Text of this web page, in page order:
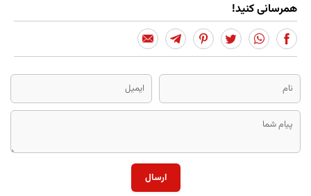
همرسانی کنید!
ارسال